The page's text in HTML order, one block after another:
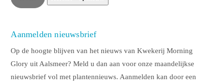
Aanmelden nieuwsbrief
Op de hoogte blijven van het nieuws van Kwekerij Morning
Glory uit Aalsmeer? Meld u dan aan voor onze maandelijkse
nieuwsbrief vol met plantennieuws. Aanmelden kan door een